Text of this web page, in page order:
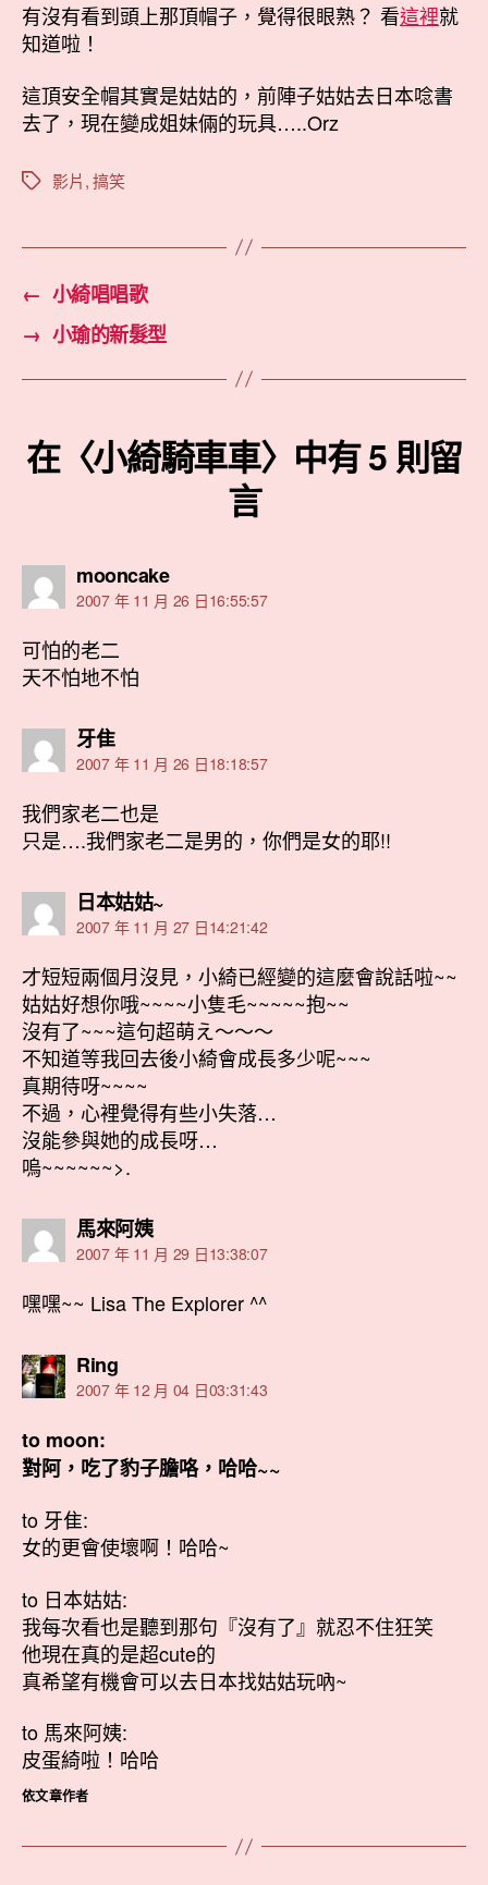
有沒有看到頭上那頂帽子，覺得很眼熟？ 看這裡就
知道啦！
這頂安全帽其實是姑姑的，前陣子姑姑去日本唸書
去了，現在變成姐妹倆的玩具…..Orz
標
影片,搞笑
← 小綺唱唱歌
→ 小瑜的新髮型
在〈小綺騎車車〉中有 5 則留
言
mooncake表
示:
2007 年 11 月 26 日16:55:57
可怕的老二
天不怕地不怕
牙隹表
示:
2007 年 11 月 26 日18:18:57
我們家老二也是
只是….我們家老二是男的，你們是女的耶!!
日本姑姑~表
示:
2007 年 11 月 27 日14:21:42
才短短兩個月沒見，小綺已經變的這麼會說話啦~~
姑姑好想你哦~~~~小隻毛~~~~~抱~~
沒有了~~~這句超萌え～～～
不知道等我回去後小綺會成長多少呢~~~
真期待呀~~~~
不過，心裡覺得有些小失落…
沒能參與她的成長呀…
嗚~~~~~~>.
馬來阿姨表
示:
2007 年 11 月 29 日13:38:07
嘿嘿~~ Lisa The Explorer ^^
Ring表
示:
2007 年 12 月 04 日03:31:43
to moon:
對阿，吃了豹子膽咯，哈哈~~
to 牙隹:
女的更會使壞啊！哈哈~
to 日本姑姑:
我每次看也是聽到那句『沒有了』就忍不住狂笑
他現在真的是超cute的
真希望有機會可以去日本找姑姑玩吶~
to 馬來阿姨:
皮蛋綺啦！哈哈
依文章作者